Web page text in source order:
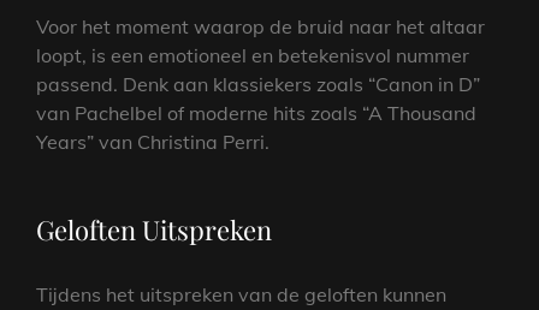
Voor het moment waarop de bruid naar het altaar
loopt, is een emotioneel en betekenisvol nummer
passend. Denk aan klassiekers zoals “Canon in D”
van Pachelbel of moderne hits zoals “A Thousand
Years” van Christina Perri.
Geloften Uitspreken
Tijdens het uitspreken van de geloften kunnen